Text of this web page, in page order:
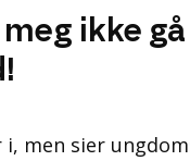
ikke
men sier